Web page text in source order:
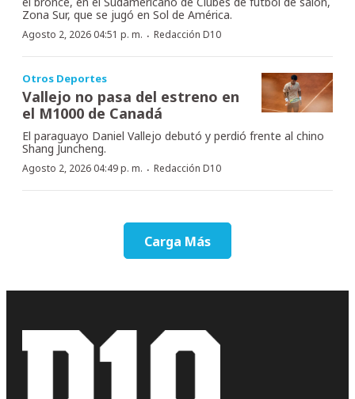
Zona Sur, que se jugó en Sol de América.
Agosto 2, 2026 04:51 p. m. · Redacción D10
Otros Deportes
Vallejo no pasa del estreno en
el M1000 de Canadá
El paraguayo Daniel Vallejo debutó y perdió frente al chino
Shang Juncheng.
Agosto 2, 2026 04:49 p. m. · Redacción D10
Carga Más